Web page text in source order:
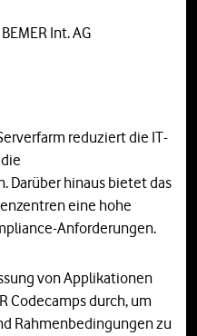
Int. AG
reduziert die IT-
Darüber hinaus bietet das
eine hohe
Anforderungen.
von Applikationen
Codecamps durch, um
Rahmenbedingungen zu